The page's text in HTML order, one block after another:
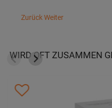
ZurückWeiter
WIRD OFT ZUSAMMEN